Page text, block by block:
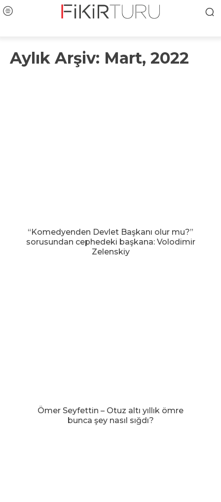
Aylık Arşiv: Mart, 2022
“Komedyenden Devlet Başkanı olur mu?”
sorusundan cephedeki başkana: Volodimir
Zelenskiy
Ömer Seyfettin – Otuz altı yıllık ömre
bunca şey nasıl sığdı?